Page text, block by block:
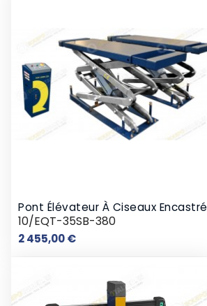
Pont Élévateur À Ciseaux Encastré
10/EQT-35SB-380
2 455,00 €Prix